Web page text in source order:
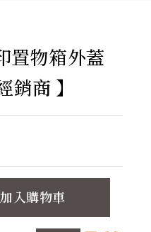
置物箱外蓋
商 】
加入購物車